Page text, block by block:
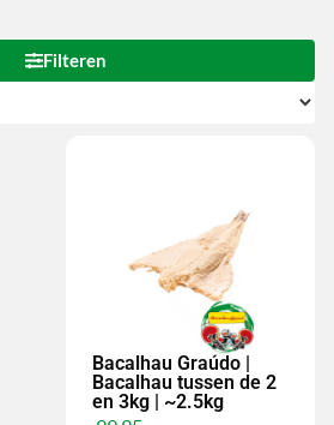
Filteren
Bacalhau Graúdo |
Bacalhau tussen de 2
en 3kg | ~2.5kg